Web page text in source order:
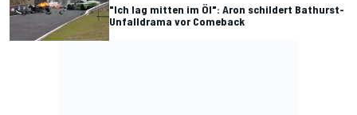
"Ich lag mitten im Öl": Aron schildert Bathurst-
Unfalldrama vor Comeback